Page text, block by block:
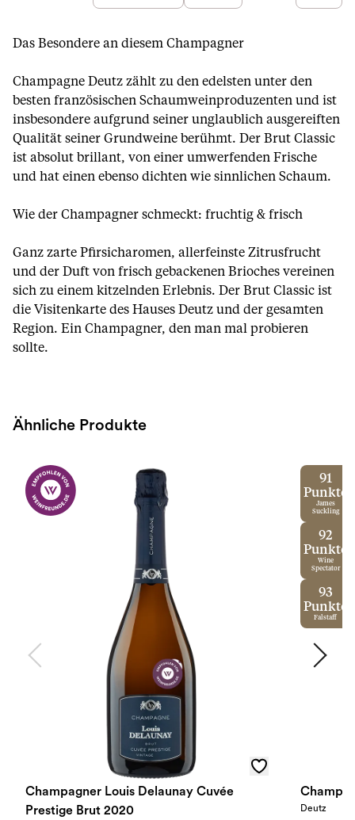
Das Besondere an diesem Champagner
Champagne Deutz zählt zu den edelsten unter den
besten französischen Schaumweinproduzenten und ist
insbesondere aufgrund seiner unglaublich ausgereiften
Qualität seiner Grundweine berühmt. Der Brut Classic
ist absolut brillant, von einer umwerfenden Frische
und hat einen ebenso dichten wie sinnlichen Schaum.
Wie der Champagner schmeckt: fruchtig & frisch
Ganz zarte Pfirsicharomen, allerfeinste Zitrusfrucht
und der Duft von frisch gebackenen Brioches vereinen
sich zu einem kitzelnden Erlebnis. Der Brut Classic ist
die Visitenkarte des Hauses Deutz und der gesamten
Region. Ein Champagner, den man mal probieren
sollte.
Ähnliche Produkte
Champagner Louis Delaunay Cuvée
Prestige Brut 2020
91
Punkte
James
Suckling
92
Punkte
Wine
Spectator
93
Punkte
Falstaff
Deutz